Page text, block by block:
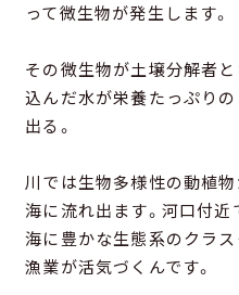
って微生物が発生します。
その微生物が土壌分解者
込んだ水が栄養たっぷり
出る。
川では生物多様性の動植
海に流れ出ます。河口付近
海に豊かな生態系のクラ
漁業が活気づくんです。